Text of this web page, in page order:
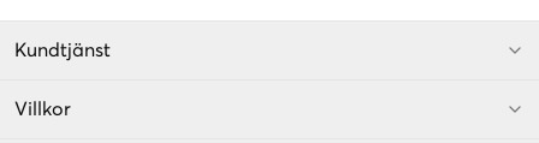
Kundtjänst
Villkor